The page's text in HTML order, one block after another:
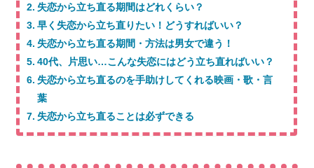
失恋から立ち直る期間はどれくらい？
早く失恋から立ち直りたい！どうすればいい？
失恋から立ち直る期間・方法は男女で違う！
40代、片思い…こんな失恋にはどう立ち直ればいい？
失恋から立ち直るのを手助けしてくれる映画・歌・言
葉
失恋から立ち直ることは必ずできる